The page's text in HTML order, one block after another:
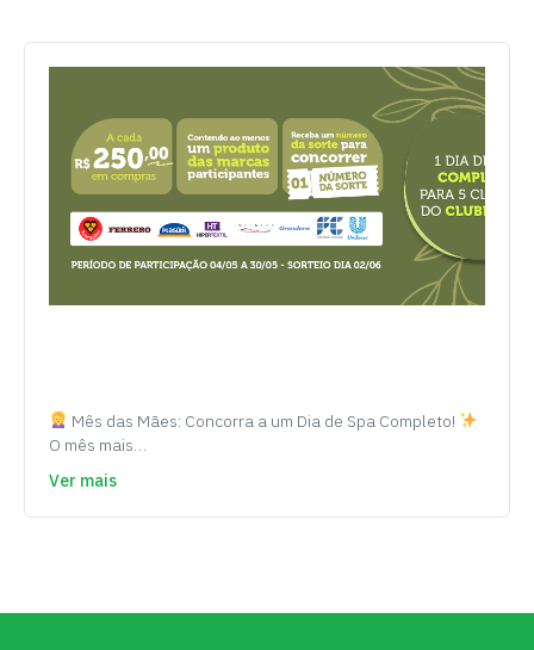
Mês das Mães: Concorra a um Dia de Spa Completo!
O mês mais…
Ver mais